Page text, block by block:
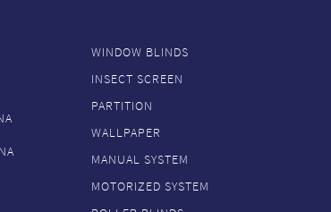
WINDOW BLINDS
INSECT SCREEN
PARTITION
WALLPAPER
MANUAL SYSTEM
MOTORIZED SYSTEM